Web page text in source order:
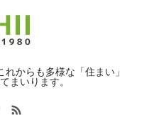
からも多様な「住まい」
まいります。